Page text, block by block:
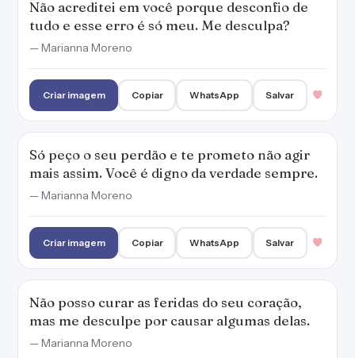
Criar imagem Copiar WhatsApp Salvar
Não posso curar as feridas do seu coração,
mas me desculpe por causar algumas delas.
— Marianna Moreno
Criar imagem Copiar WhatsApp Salvar